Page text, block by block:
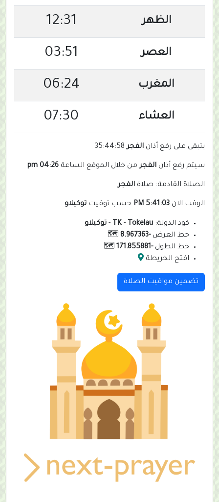
الظهر 12:31
العصر 03:51
المغرب 06:24
العشاء 07:30
يتبقى على رفع أذان الفجر 35:44:58
سيتم رفع أذان الفجرمن خلال الموقع الساعة 04:26 pm
الصلاة القادمة: صلاة الفجر
الوقت الان 5:41:03 PM حسب توقيت توكيلاو
كود الدولة: TK - Tokelau
- توكيلاو
خط العرض-8.967363
🗺️
خط الطول-171.855881
🗺️
افتح الخريطة
تضمين مواقيت الصلاة